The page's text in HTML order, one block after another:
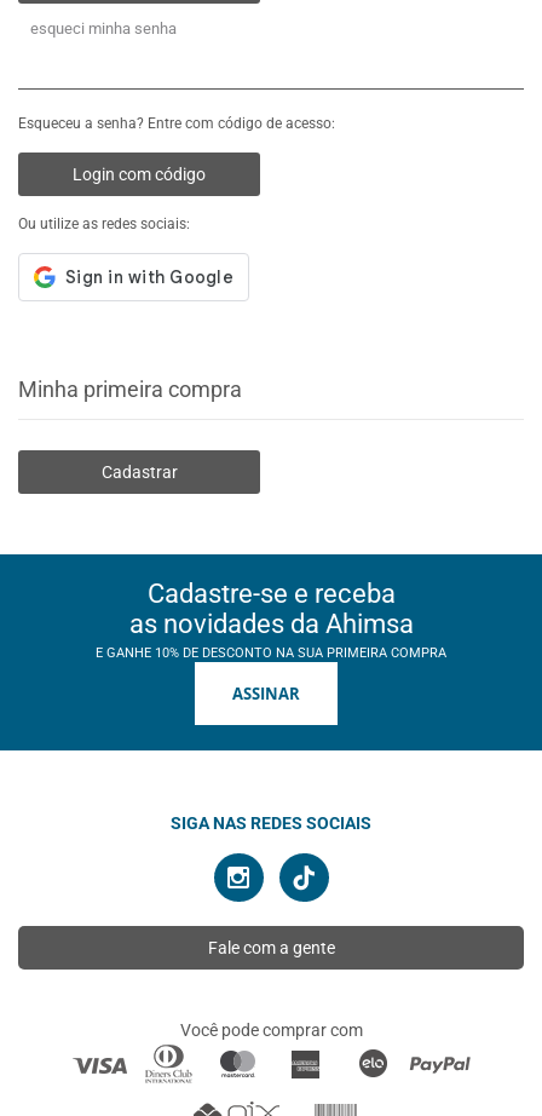
esqueci minha senha
Esqueceu a senha? Entre com código de acesso:
Login com código
Ou utilize as redes sociais:
Minha primeira compra
Cadastrar
Cadastre-se e receba
as novidades da Ahimsa
E GANHE 10% DE DESCONTO NA SUA PRIMEIRA COMPRA
ASSINAR
SIGA NAS REDES SOCIAIS
Fale com a gente
Você pode comprar com